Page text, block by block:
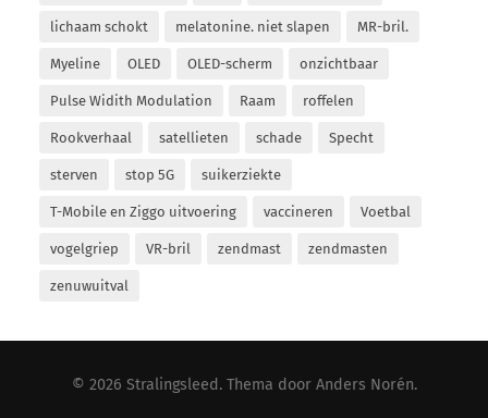
lichaam schokt melatonine. niet slapen MR-bril.
Myeline OLED OLED-scherm onzichtbaar
Pulse Widith Modulation Raam roffelen
Rookverhaal satellieten schade Specht
sterven stop 5G suikerziekte
T-Mobile en Ziggo uitvoering vaccineren Voetbal
vogelgriep VR-bril zendmast zendmasten
zenuwuitval
© 2026 Stralingsleed . Thema door Anders Norén.